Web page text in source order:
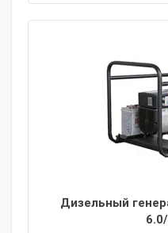
Дизельный